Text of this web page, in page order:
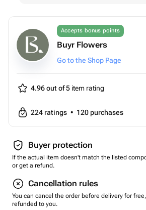
Accepts bonus points
Buyr Flowers
Go to the Shop Page
4.96 out of 5 item rating
224 ratings • 120 purchases
Buyer protection
If the actual item doesn't match the listed
or get a refund.
Cancellation rules
You can cancel the order before delivery for
refunded to you.